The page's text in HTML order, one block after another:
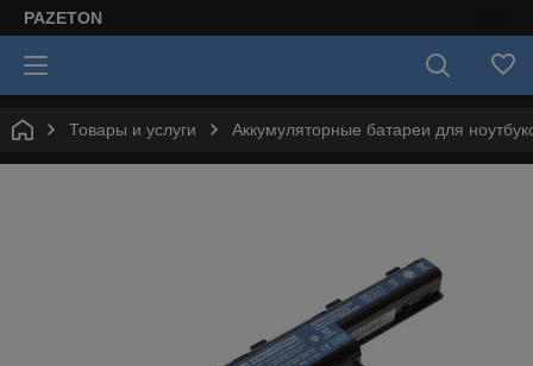
PAZETON
Товары и услуги Аккумуляторные батареи для